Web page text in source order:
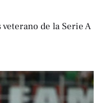
de la Serie A